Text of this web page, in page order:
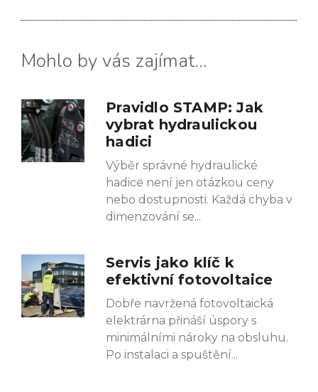
Mohlo by vás zajímat...
Pravidlo STAMP: Jak
vybrat hydraulickou
hadici
Výběr správné hydraulické
hadice není jen otázkou ceny
nebo dostupnosti. Každá chyba v
dimenzování se
Servis jako klíč k
efektivní fotovoltaice
Dobře navržená fotovoltaická
elektrárna přináší úspory s
minimálními nároky na obsluhu.
Po instalaci a spuštění